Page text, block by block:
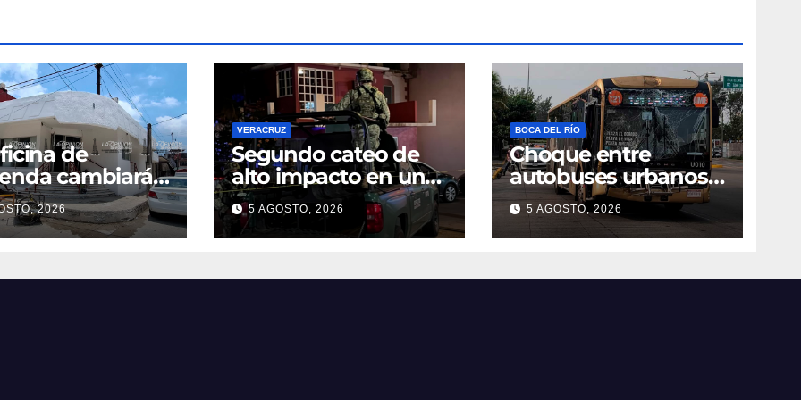
de
cambiará
2026
VERACRUZ
Segundo cateo de
alto impacto en una
noche moviliza a
fuerzas federales y
estatales en
5 AGOSTO, 2026
BOCA DEL RÍO
Choque entre
autobuses urbanos
en Boca del Río deja
tres pasajeros con
golpes leves
5 AGOSTO, 2026